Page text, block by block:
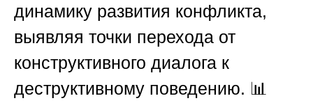
динамику развития конфликта,
выявляя точки перехода от
конструктивного диалога к
деструктивному поведению. 📊